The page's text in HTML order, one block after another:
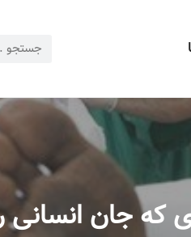
که جان انسانی